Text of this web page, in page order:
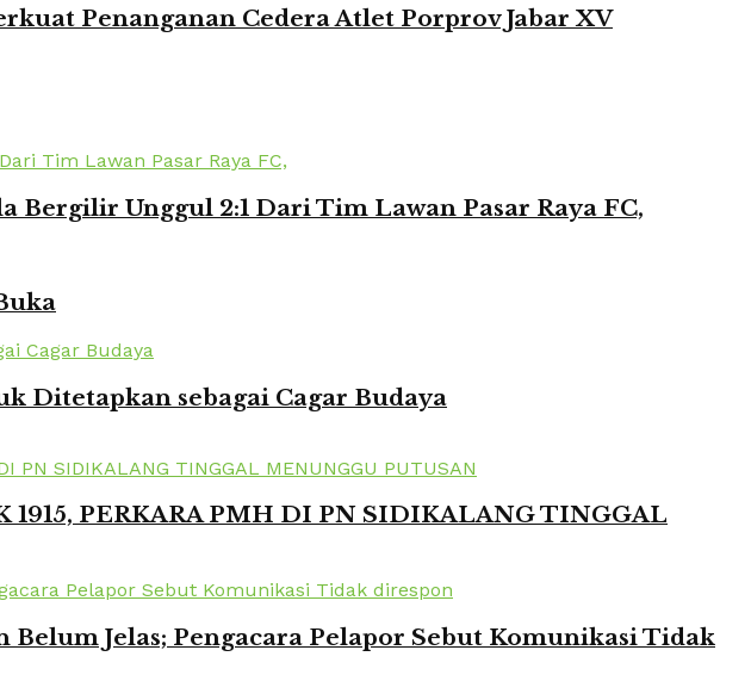
Penanganan Cedera Atlet Porprov Jabar XV
Unggul 2:1 Dari Tim Lawan Pasar Raya FC,
Ditetapkan sebagai Cagar Budaya
PERKARA PMH DI PN SIDIKALANG TINGGAL
Jelas; Pengacara Pelapor Sebut Komunikasi Tidak